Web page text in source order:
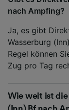
nach Ampfing?
Ja, es gibt
Wasserburg
Regel können
Zug pro Tag
Wie weit ist